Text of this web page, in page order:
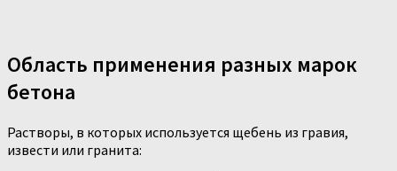
Область применения разных марок
бетона
Растворы, в которых используется щебень из гравия,
извести или гранита: